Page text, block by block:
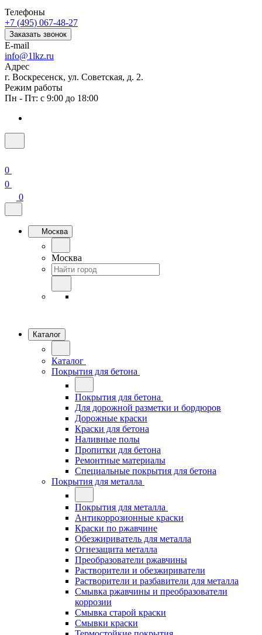
Телефоны
+7 (495) 067-48-27
Заказать звонок
E-mail
info@1lkz.ru
Адрес
г. Воскресенск, ул. Советская, д. 2.
Режим работы
Пн - Пт: с 9:00 до 18:00
0
0
0
Москва
Москва
Каталог
Каталог
Покрытия для бетона
Покрытия для бетона
Для дорожной разметки и бордюров
Дорожные краски
Краски для бетона
Наливные полы
Пропитки для бетона
Ремонтные материалы
Специальные покрытия для бетона
Покрытия для металла
Покрытия для металла
Антикоррозионные краски
Краски по ржавчине
Обезжириватель для металла
Огнезащита металла
Преобразователи ржавчины
Растворители и обезжириватели
Растворители и разбавители для металла
Смывка ржавчины и преобразователи
коррозии
Смывка старой краски
Смывки краски